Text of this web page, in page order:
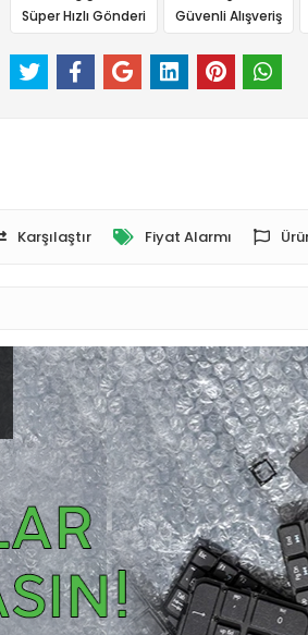
Süper Hızlı Gönderi Güvenli Alışveriş
Karşılaştır Fiyat Alarmı